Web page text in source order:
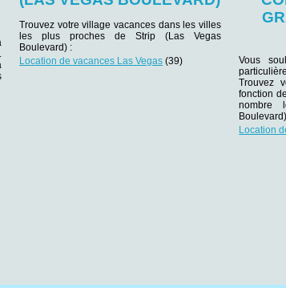
Trouvez votre village vacances dans les villes
les plus proches de Strip (Las Vegas
Boulevard) :
Location de vacances Las Vegas (39)
Vous
Trouvez
fonction
nombre
Location